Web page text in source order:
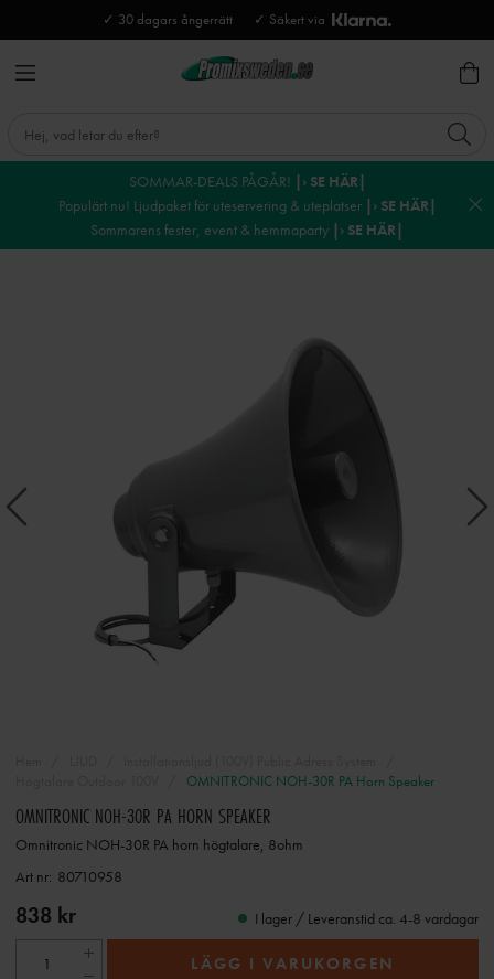
✓ 30 dagars ångerrätt ✓ Säkert via
SOMMAR-DEALS PÅGÅR! |› SE HÄR|
Populärt nu! Ljudpaket för uteservering & uteplatser |› SE HÄR|
Sommarens fester, event & hemmaparty |› SE HÄR|
OMNITRONIC NOH-30R PA Horn Speaker
OMNITRONIC NOH-30R PA HORN SPEAKER
Omnitronic NOH-30R PA horn högtalare, 8ohm
Art nr: 80710958
838 kr I lager / Leveranstid ca. 4-8 vardagar
LÄGG I VARUKORGEN